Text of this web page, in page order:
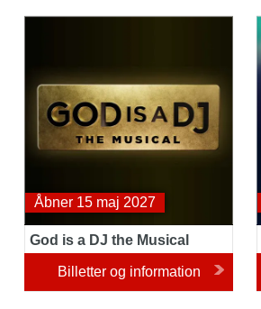
Åbner 15 maj 2027
God is a DJ the Musical
Billetter og information